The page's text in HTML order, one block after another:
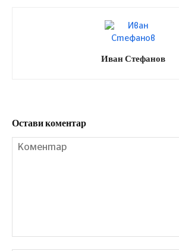
Иван Стефанов
Остави коментар